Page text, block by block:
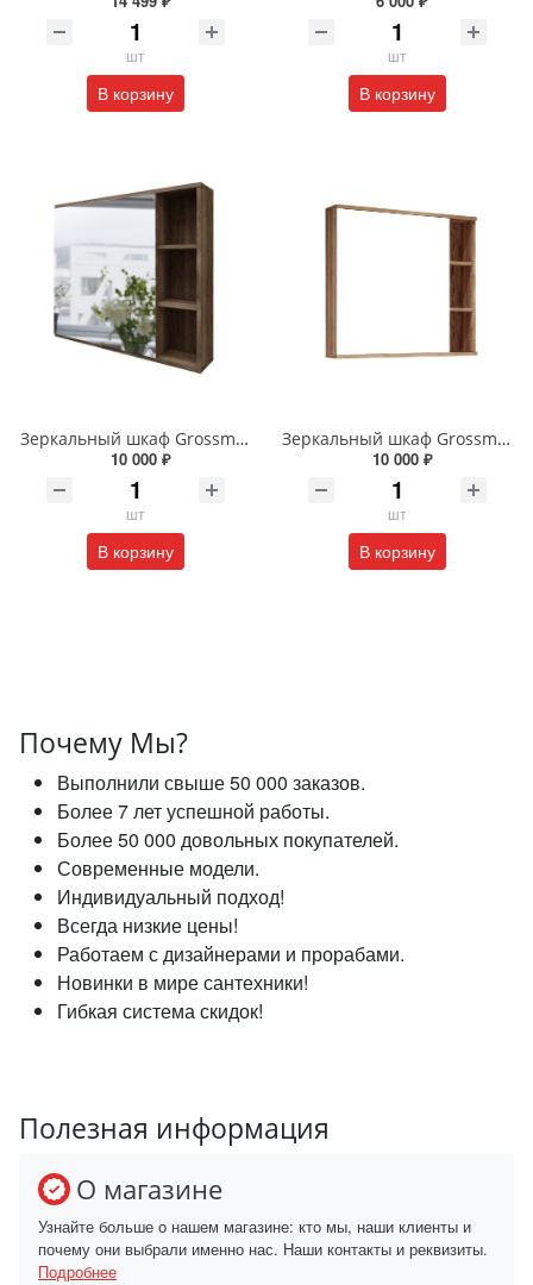
шт
В корзину
шт
В корзину
Зеркальный шкаф Grossman Форта 80 см 2080022 темный дуб галифакс
10 000 ₽
шт
В корзину
Зеркальный шкаф Grossman Форта 80 см 208002 дуб галифакс
10 000 ₽
шт
В корзину
Почему Мы?
Выполнили свыше 50 000 заказов.
Более 7 лет успешной работы.
Более 50 000 довольных покупателей.
Современные модели.
Индивидуальный подход!
Всегда низкие цены!
Работаем с дизайнерами и прорабами.
Новинки в мире сантехники!
Гибкая система скидок!
Полезная информация
О магазине
Узнайте больше о нашем магазине: кто мы, наши клиенты и
почему они выбрали именно нас. Наши контакты и реквизиты.
Подробнее